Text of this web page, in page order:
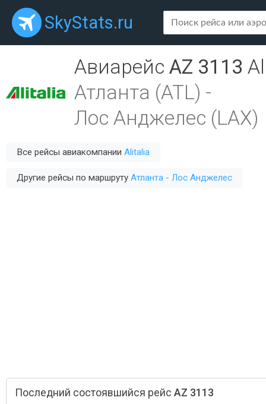
SkyStats.ru
Авиарейс AZ 3113
Атланта (ATL) -
Лос Анджелес (LAX)
Все рейсы авиакомпании Alitalia
Другие рейсы по маршруту Атланта - Лос Анджелес
Последний состоявшийся рейс AZ 3113